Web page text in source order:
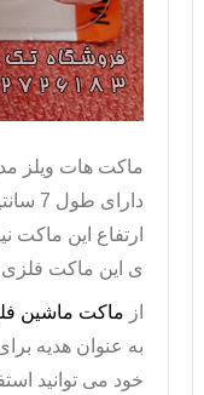
ماکت هات ویلز
ی این ماکت
از ماکت ماشین
به عنوان هدیه
خود می توانید